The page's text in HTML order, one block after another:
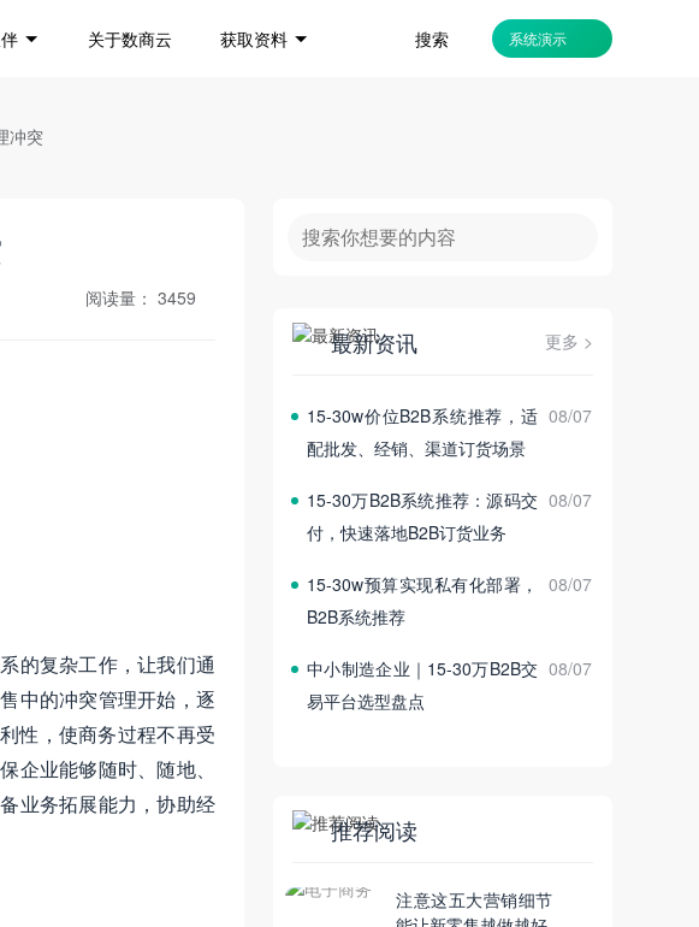
关于数商云 获取资料 搜索 系统演示
冲突
阅读量： 3459
的复杂工作，让我们通
中的冲突管理开始，逐
性，使商务过程不再受
业能够随时、随地、
业务拓展能力，协助经
最新资讯 更多 >
15‑30w价位B2B系统推荐，适
配批发、经销、渠道订货场景
08/07
15‑30万B2B系统推荐：源码交
付，快速落地B2B订货业务
08/07
15‑30w预算实现私有化部署，
B2B系统推荐
08/07
中小制造企业｜15‑30万B2B交
易平台选型盘点
08/07
推荐阅读
注意这五大营销细节